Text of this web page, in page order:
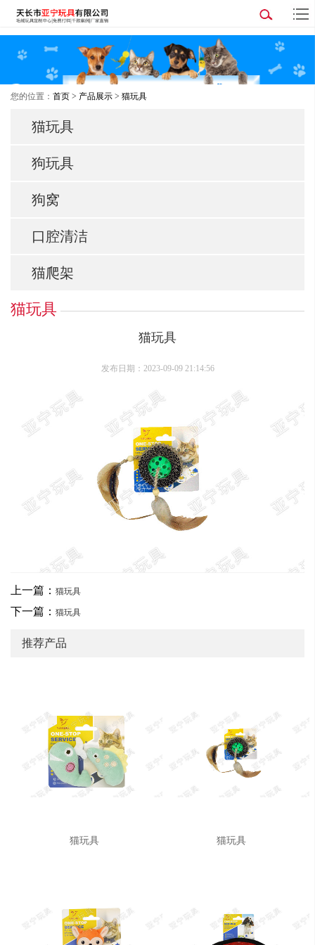
您的位置： 首页 > 产品展示 > 猫玩具
猫玩具
狗玩具
狗窝
口腔清洁
猫爬架
猫玩具
猫玩具
发布日期：2023-09-09 21:14:56
上一篇： 猫玩具
下一篇： 猫玩具
推荐产品
猫玩具 猫玩具